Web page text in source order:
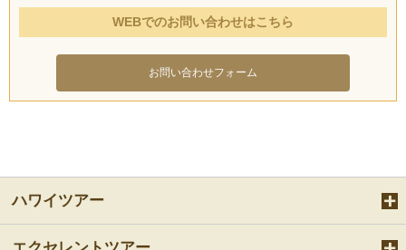
WEBでのお問い合わせはこちら
お問い合わせフォーム
ハワイツアー